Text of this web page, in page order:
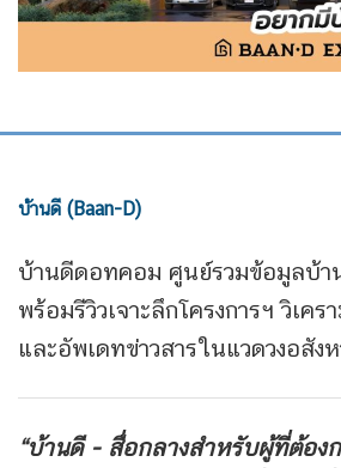
บ้านดี (Baan-D)
บ้านดีดอทคอม ศูนย์รวมข้อมูลบ้า
พร้อมรีวิวเจาะลึกโครงการฯ วิเค
และอัพเดทข่าวสารในแวดวงอสัง
“บ้านดี - สื่อกลางสำหรับผู้ที่ต้อง